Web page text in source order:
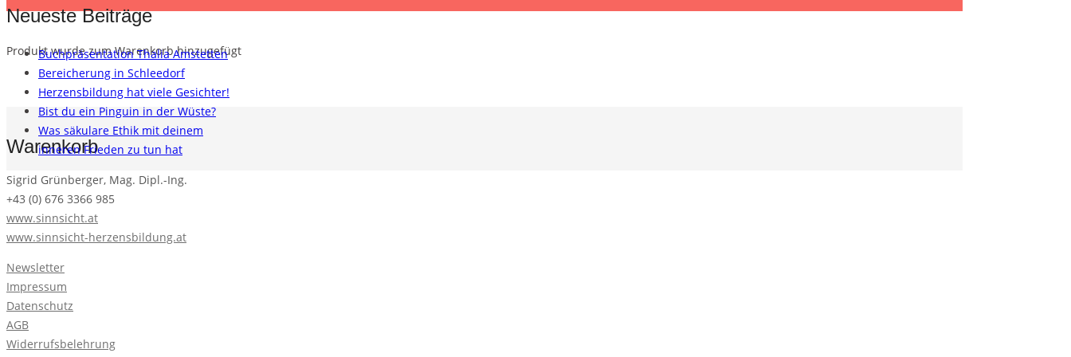
Produktwurde zum Warenkorb hinzugefügt
Warenkorb
Neueste Beiträge
Buchpräsentation Thalia Amstetten
Bereicherung in Schleedorf
Herzensbildung hat viele Gesichter!
Bist du ein Pinguin in der Wüste?
Was säkulare Ethik mit deinem
inneren Frieden zu tun hat
Sigrid Grünberger, Mag. Dipl.-Ing.
+43 (0) 676 3366 985
www.sinnsicht.at
www.sinnsicht-herzensbildung.at
Newsletter
Impressum
Datenschutz
AGB
Widerrufsbelehrung